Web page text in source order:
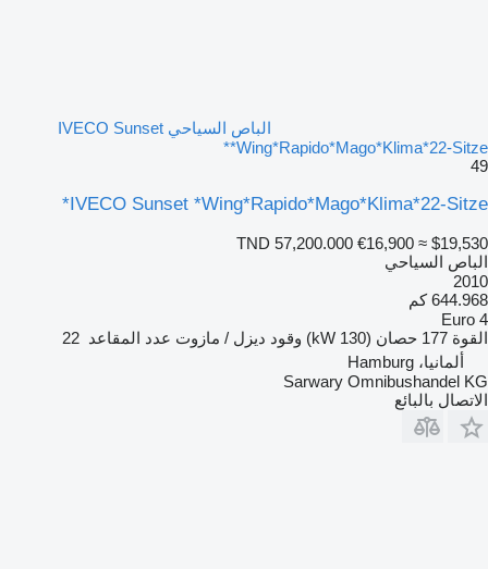
الباص السياحي IVECO Sunset
*Wing*Rapido*Mago*Klima*22-Sitze*
49
IVECO Sunset *Wing*Rapido*Mago*Klima*22-Sitze*
TND 57,200.000 €16,900 ≈ $19,530
الباص السياحي
2010
644.968 كم
Euro 4
القوة 177 حصان (130 kW) وقود ديزل / مازوت عدد المقاعد 22
ألمانيا، Hamburg
Sarwary Omnibushandel KG
الاتصال بالبائع